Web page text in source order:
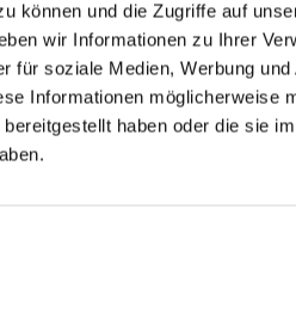
können und die Zugriffe auf
wir Informationen zu Ihrer
für soziale Medien, Werbung
Informationen möglicherweise
haben oder die sie
Berlin |